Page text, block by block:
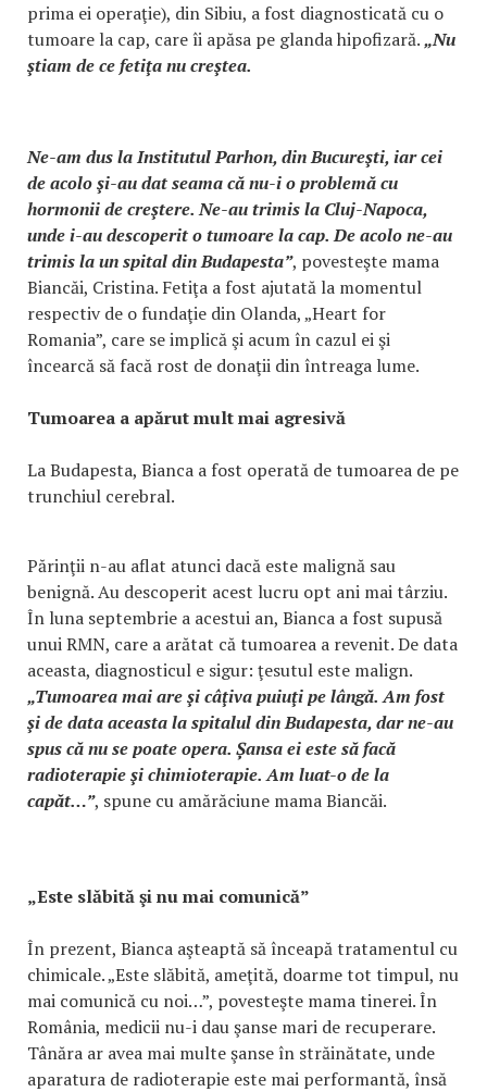
prima ei operaţie), din Sibiu, a fost diagnosticată cu o
tumoare la cap, care îi apăsa pe glanda hipofizară.„Nu
ştiam de ce fetiţa nu creştea.
Ne-am dus la Institutul Parhon, din Bucureşti, iar cei
de acolo şi-au dat seama că nu-i o problemă cu
hormonii de creştere. Ne-au trimis la Cluj-Napoca,
unde i-au descoperit o tumoare la cap. De acolo ne-au
trimis la un spital din Budapesta”, povesteşte mama
Biancăi, Cristina. Fetiţa a fost ajutată la momentul
respectiv de o fundaţie din Olanda, „Heart for
Romania”, care se implică şi acum în cazul ei şi
încearcă să facă rost de donaţii din întreaga lume.
Tumoarea a apărut mult mai agresivă
La Budapesta, Bianca a fost operată de tumoarea de pe
trunchiul cerebral.
Părinţii n-au aflat atunci dacă este malignă sau
benignă. Au descoperit acest lucru opt ani mai târziu.
În luna septembrie a acestui an, Bianca a fost supusă
unui RMN, care a arătat că tumoarea a revenit. De data
aceasta, diagnosticul e sigur: ţesutul este malign.
„Tumoarea mai are şi câţiva puiuţi pe lângă. Am fost
şi de data aceasta la spitalul din Budapesta, dar ne-au
spus că nu se poate opera. Șansa ei este să facă
radioterapie şi chimioterapie. Am luat-o de la
capăt…”, spune cu amărăciune mama Biancăi.
„Este slăbită şi nu mai comunică”
În prezent, Bianca aşteaptă să înceapă tratamentul cu
chimicale. „Este slăbită, ameţită, doarme tot timpul, nu
mai comunică cu noi…”, povesteşte mama tinerei. În
România, medicii nu-i dau şanse mari de recuperare.
Tânăra ar avea mai multe şanse în străinătate, unde
aparatura de radioterapie este mai performantă, însă